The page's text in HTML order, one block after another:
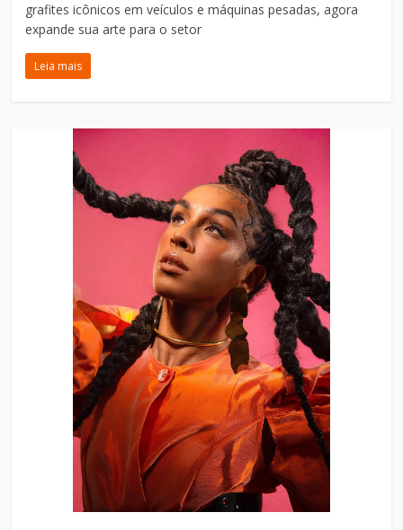
grafites icônicos em veículos e máquinas pesadas, agora
expande sua arte para o setor
Leia mais